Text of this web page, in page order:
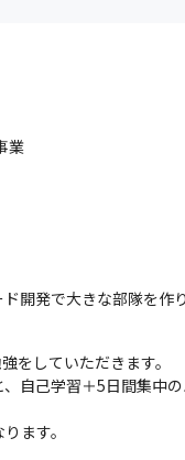
業
開発で大きな部隊を作
をしていただきます。
自己学習＋5日間集中
ます。